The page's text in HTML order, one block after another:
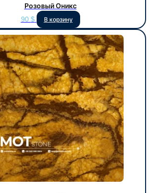
Розовый Оникс
90 $ В корзину